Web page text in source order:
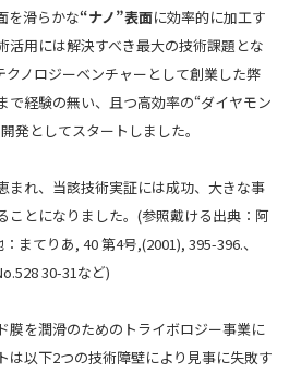
を滑らかな“ナノ”表面に効率的に加工す
活用には解決すべき最大の技術課題とな
クノロジーベンチャーとして創業した弊
で経験の無い、且つ高効率の“ダイヤモン
発としてスタートしました。
まれ、当該技術実証には成功、大きな事
ことになりました。(参照戴ける出典：阿
まてりあ, 40 第4号,(2001), 395-396.、
30-31など)
膜を潤滑のためのトライボロジー事業に
は以下2つの技術障壁により見事に失敗す